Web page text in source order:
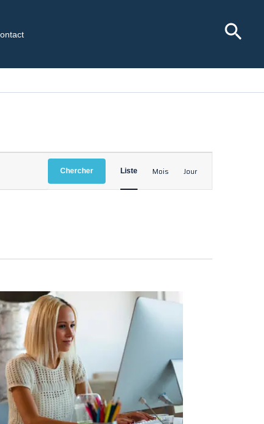
Chercher
de
vues
Liste Mois Jour